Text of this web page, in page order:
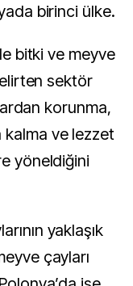
birinci ülke.
bitki ve meyve
sektör
korunma,
ve lezzet
yöneldiğini
yaklaşık
çayları